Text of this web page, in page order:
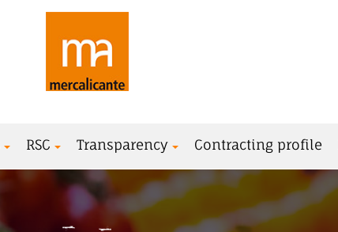
RSC Transparency Contracting profile